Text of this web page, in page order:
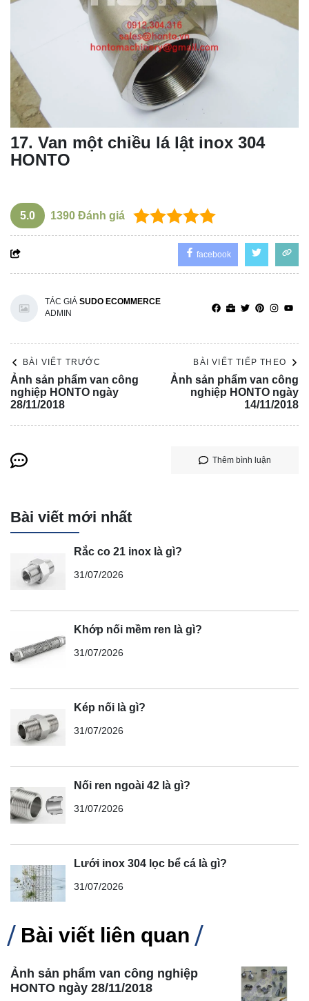
17. Van một chiều lá lật inox 304
HONTO
5.0 1390 Đánh giá
facebook
TÁC GIẢ SUDO ECOMMERCE
ADMIN
BÀI VIẾT TRƯỚC
Ảnh sản phẩm van công
nghiệp HONTO ngày
28/11/2018
BÀI VIẾT TIẾP THEO
Ảnh sản phẩm van công
nghiệp HONTO ngày
14/11/2018
Thêm bình luận
Bài viết mới nhất
Rắc co 21 inox là gì?
31/07/2026
Khớp nối mềm ren là gì?
31/07/2026
Kép nối là gì?
31/07/2026
Nối ren ngoài 42 là gì?
31/07/2026
Lưới inox 304 lọc bể cá là gì?
31/07/2026
Bài viết liên quan
Ảnh sản phẩm van công nghiệp
HONTO ngày 28/11/2018